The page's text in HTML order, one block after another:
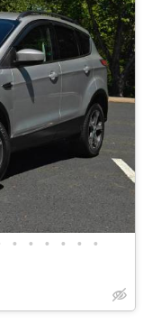
• • • • • •